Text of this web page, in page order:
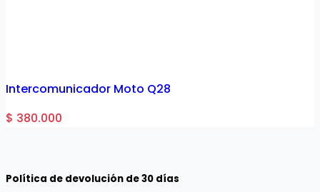
Intercomunicador Moto Q28
$ 380.000
Política de devolución de 30 días